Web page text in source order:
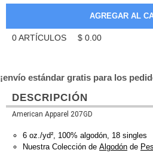
0ARTÍCULOS $ 0.00
¡envío estándar gratis para los
DESCRIPCIÓN
American Apparel 207GD
6 oz./yd², 100% algodón, 18 singles
Nuestra Colección de Algodón de